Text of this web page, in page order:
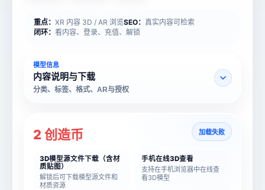
重点： XR 内容 3D / AR 浏览SEO： 真实内容可检索
闭环： 看内容、登录、充值、解锁
模型信息
内容说明与下载
分类、标签、格式、AR与授权
2 创造币 加载失败
3D模型源文件下载（含材
质贴图）
解锁后可下载模型源文件和
材质资源
手机在线3D查看
支持在手机浏览器中在线查
看3D模型